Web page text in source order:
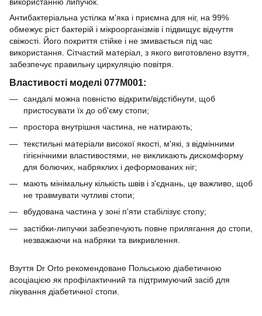
Антибактеріальна устілка м'яка і приємна для ніг, на 99%
обмежує ріст бактерій і мікроорганізмів і підвищує відчуття
свіжості. Його покриття стійке і не змивається під час
використання. Сітчастий матеріал, з якого виготовлено взуття,
забезпечує правильну циркуляцію повітря.
Властивості моделі 077M001:
сандалі можна повністю відкрити/відстібнути, щоб
пристосувати їх до об'єму стопи;
простора внутрішня частина, не натирають;
текстильні матеріали високої якості, м'які, з відмінними
гігієнічними властивостями, не викликають дискомформу
для болючих, набряклих і деформованих ніг;
мають мінімальну кількість швів і з'єднань, це важливо, щоб
не травмувати чутливі стопи;
вбудована частина у зоні п'яти стабілізує стопу;
застібки-липучки забезпечують повне прилягання до стопи,
незважаючи на набряки та викривлення.
Взуття Dr Orto рекомендоване Польською діабетичною
асоціацією як профілактичний та підтримуючий засіб для
лікування діабетичної стопи.